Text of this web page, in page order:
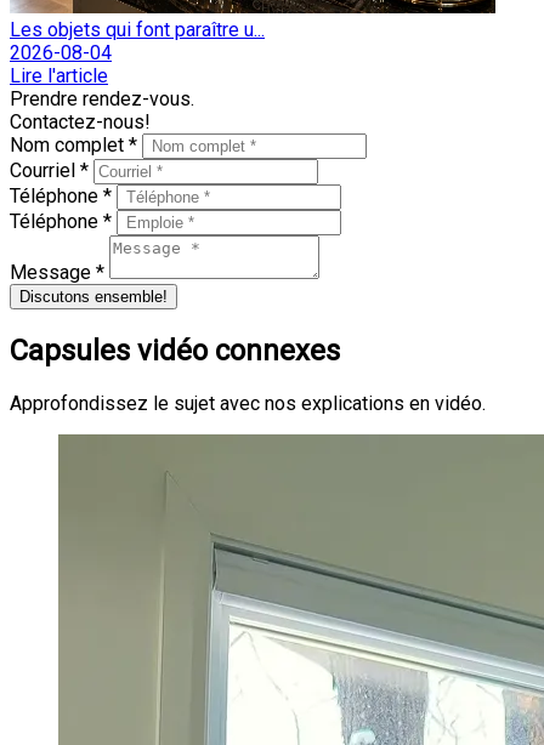
Les objets qui font paraître u...
2026-08-04
Lire l'article
Prendre rendez-vous.
Contactez-nous!
Nom complet *
Courriel *
Téléphone *
Téléphone *
Message *
Discutons ensemble!
Capsules vidéo connexes
Approfondissez le sujet avec nos explications en vidéo.